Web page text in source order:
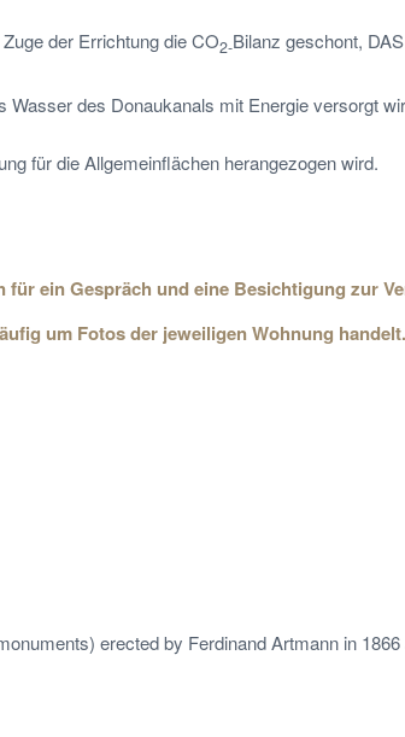
der Errichtung dieCO2-Bilanz geschont,
des Donaukanals mit Energie versorgt
für die Allgemeinflächen herangezogen wird.
ein Gespräch und eine Besichtigung zur
um Fotos der jeweiligen Wohnung
erected by Ferdinand Artmann in